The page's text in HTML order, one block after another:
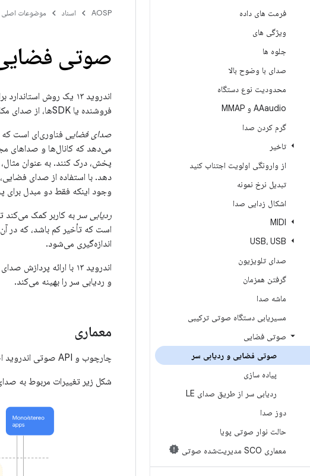
فرمت های داده
ویژگی های
جلوه ها
صدای با وضوح بالا
محدودیت نوع دستگاه
AAaudio و MMAP
گرم کردن صدا
تاخیر
از وارونگی اولویت اجتناب کنید
تبدیل نرخ نمونه
اشکال زدایی صدا
MIDI
USB، USB
صدای تلویزیون
گرفتن همزمان
ماشه صدا
مسیریابی دستگاه صوتی ترکیبی
صوتی فضایی
صوتی فضایی و ردیابی سر
پیاده سازی
ردیابی سر از طریق صدای LE
دوز صدا
حالت نوار صوتی پویا
معماری SCO مدیریت‌شده صوتی
AOSP اسناد موضوعات اصلی
صوتی
فروشنده یا SDKها، از صدای مکانی و ردیابی سر پشتیبانی کنند.
صدای فضایی فناوری‌ای است که
می‌دهد که کانال‌ها و صداهای
پخش، درک کنند. به عنوان
دهد. با استفاده از صدای
وجود اینکه فقط دو مبدل برای
ردیابی سر به کاربر کمک
است که تأخیر کم باشد، که در
اندازه‌گیری می‌شود.
اندروید ۱۳ با ارائه
و ردیابی سر را بهینه می‌کند.
معماری
چارچوب و API صوتی اندروید اصلاح‌شده در اندروید ۱۳، پذیرش فناوری صدای فضایی را در سراسر اکوسیستم تسهیل می‌کند.
شکل زیر تغییرات مربوط به صدای